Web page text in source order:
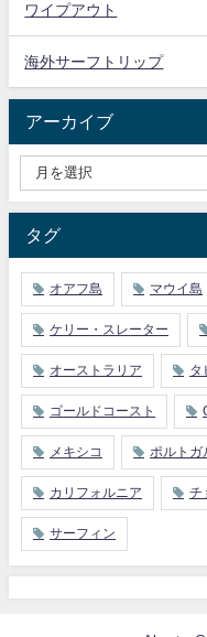
ワイプアウト
海外サーフトリップ
アーカイブ
タグ
オアフ島 マウイ島
ケリー・スレーター
オーストラリア タ
ゴールドコースト
メキシコ ポルトガ
カリフォルニア チ
サーフィン